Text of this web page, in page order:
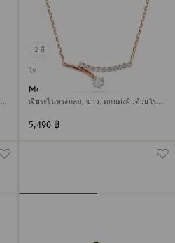
2 สี
ใหม่
Matrix สร้อยคอ
เจียระไนทรงกลม, ขาว, ตกแต่งผิวด้วยโรส
5,490 ฿